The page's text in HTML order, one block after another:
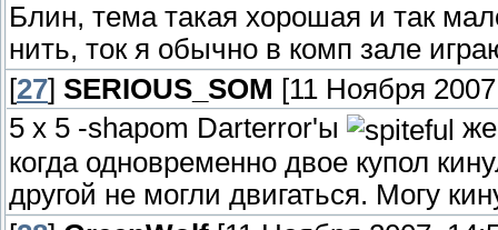
Блин, тема такая хорошая и так
нить, ток я обычно в комп зале
[27] SERIOUS_SOM [11 Ноября
5 x 5 -shapom Darterror'ы
когда одновременно двое купол
другой не могли двигаться. Могу